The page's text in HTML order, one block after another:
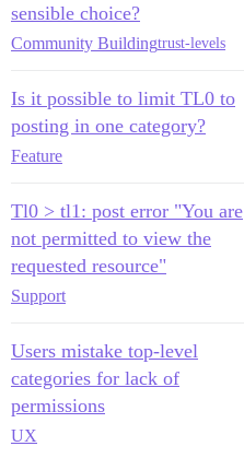
sensible choice?
Community Buildingtrust-levels
Is it possible to limit TL0 to
posting in one category?
Feature
Tl0 > tl1: post error "You are
not permitted to view the
requested resource"
Support
Users mistake top-level
categories for lack of
permissions
UX